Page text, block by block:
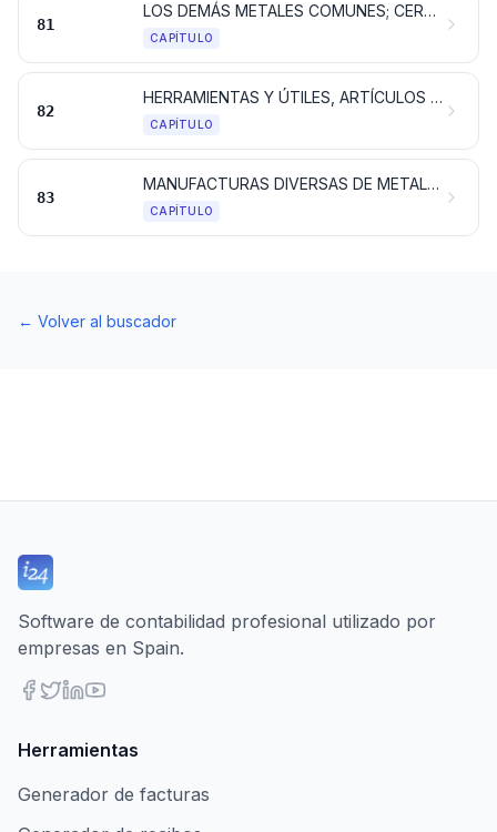
81
LOS DEMÁS METALES COMUNES; CERMETS; MANUFACTURAS DE ESTAS MATERIAS
CAPÍTULO
82
HERRAMIENTAS Y ÚTILES, ARTÍCULOS DE CUCHILLERÍA Y CUBIERTOS DE MESA, DE METAL COMÚN; PARTES DE ESTOS ARTÍCULOS, DE METAL COMÚN
CAPÍTULO
83
MANUFACTURAS DIVERSAS DE METAL COMÚN
CAPÍTULO
← Volver al buscador
Software de contabilidad profesional utilizado por
empresas en Spain.
Herramientas
Generador de facturas